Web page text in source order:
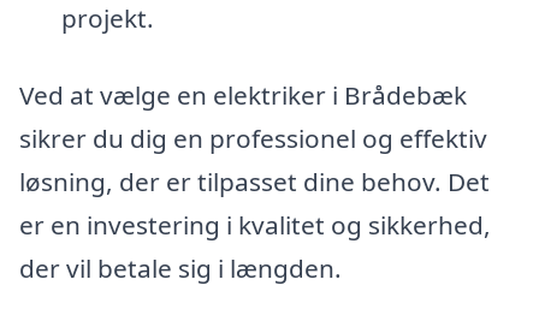
projekt.
Ved at vælge en elektriker i Brådebæk
sikrer du dig en professionel og effektiv
løsning, der er tilpasset dine behov. Det
er en investering i kvalitet og sikkerhed,
der vil betale sig i længden.